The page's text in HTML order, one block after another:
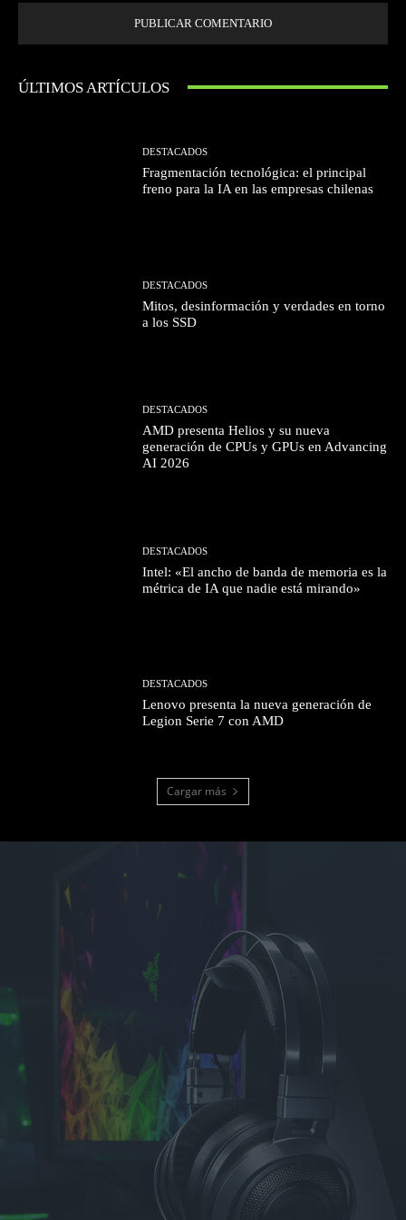
ÚLTIMOS ARTÍCULOS
DESTACADOS
Fragmentación tecnológica: el principal
freno para la IA en las empresas chilenas
DESTACADOS
Mitos, desinformación y verdades en torno
a los SSD
DESTACADOS
AMD presenta Helios y su nueva
generación de CPUs y GPUs en Advancing
AI 2026
DESTACADOS
Intel: «El ancho de banda de memoria es la
métrica de IA que nadie está mirando»
DESTACADOS
Lenovo presenta la nueva generación de
Legion Serie 7 con AMD
Cargar más